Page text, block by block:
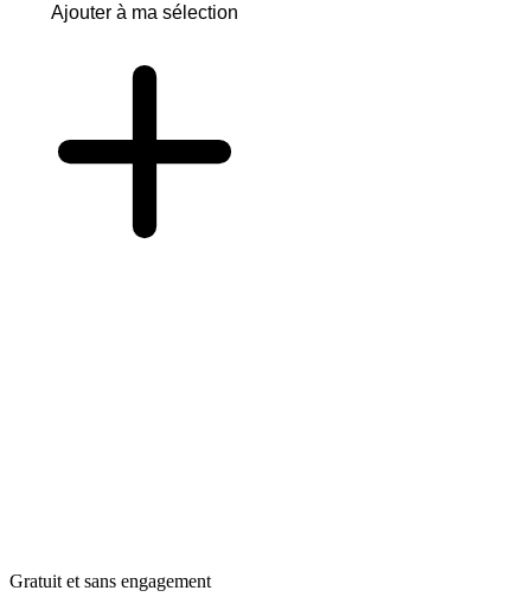
Ajouter à ma sélection
Gratuit et sans engagement